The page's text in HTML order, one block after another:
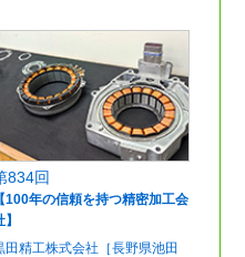
834回
【100年の信頼を持つ精密加工会
田精工株式会社［長野県池田